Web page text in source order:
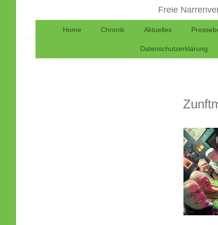
Freie
Home Chronik Aktuelles
Datenschutzerklärung
Mittlerer